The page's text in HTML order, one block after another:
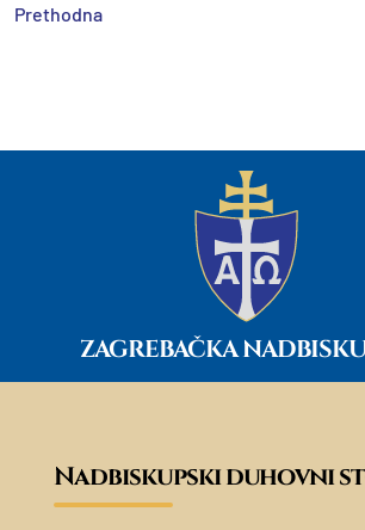
Prethodna
ZAGREBAČKA
Nadbiskupski duhovni